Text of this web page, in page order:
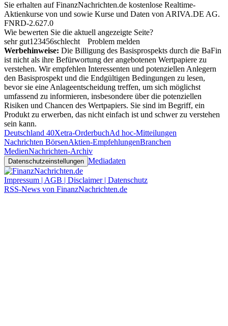
Sie erhalten auf FinanzNachrichten.de kostenlose Realtime-
Aktienkurse von und sowie Kurse und Daten von ARIVA.DE AG.
FNRD-2.627.0
Wie bewerten Sie die aktuell angezeigte Seite?
sehr gut1 23456schlecht
Problem melden
Werbehinweise: Die Billigung des Basisprospekts durch die BaFin
ist nicht als ihre Befürwortung der angebotenen Wertpapiere zu
verstehen. Wir empfehlen Interessenten und potenziellen Anlegern
den Basisprospekt und die Endgültigen Bedingungen zu lesen,
bevor sie eine Anlageentscheidung treffen, um sich möglichst
umfassend zu informieren, insbesondere über die potenziellen
Risiken und Chancen des Wertpapiers. Sie sind im Begriff, ein
Produkt zu erwerben, das nicht einfach ist und schwer zu verstehen
sein kann.
Deutschland 40Xetra-OrderbuchAd hoc-Mitteilungen
Nachrichten BörsenAktien-EmpfehlungenBranchen
MedienNachrichten-Archiv
Datenschutzeinstellungen Mediadaten
Impressum | AGB | Disclaimer | Datenschutz
RSS-News von FinanzNachrichten.de